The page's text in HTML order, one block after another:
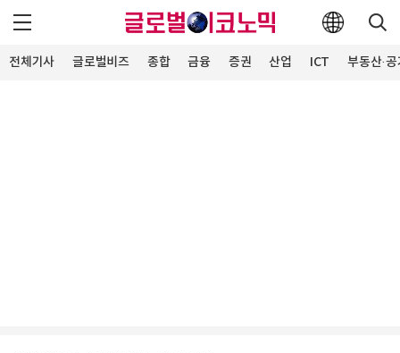
전체기사 글로벌비즈 종합 금융 증권 산업 ICT 부동산·